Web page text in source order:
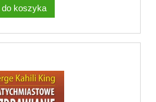
do koszyka